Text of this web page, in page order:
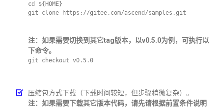
cd ${HOME}
git clone https://gitee.com/ascend/samples.git
注：如果需要切换到其它tag版本，以v0.5.0为例，可执行以
下命令。
git checkout v0.5.0
压缩包方式下载（下载时间较短，但步骤稍微复杂）。
注：如果需要下载其它版本代码，请先请根据前置条件说明